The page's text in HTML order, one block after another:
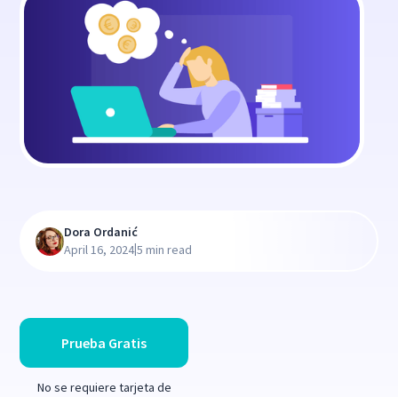
Prueba Gratis
No se requiere tarjeta de
Dora Ordanić
April 16, 2024|5 min read